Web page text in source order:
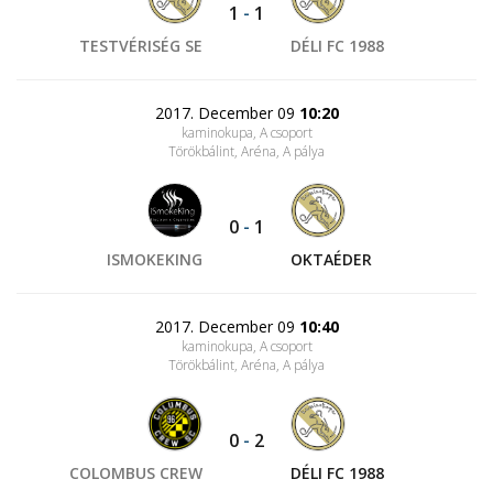
TESTVÉRISÉG SE
1 - 1
DÉLI FC 1988
2017. December 09 10:20
kaminokupa, A csoport
Törökbálint, Aréna, A pálya
ISMOKEKING
0 - 1
OKTAÉDER
2017. December 09 10:40
kaminokupa, A csoport
Törökbálint, Aréna, A pálya
COLOMBUS CREW
0 - 2
DÉLI FC 1988